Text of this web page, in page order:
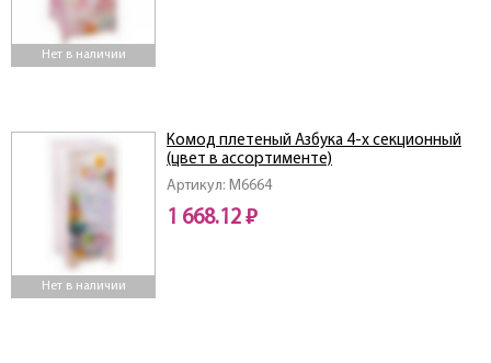
Нет в наличии
Нет в наличии
Артикул: M6664
Комод плетеный Азбука 4-х секционный
(цвет в ассортименте)
1 668.12 ₽